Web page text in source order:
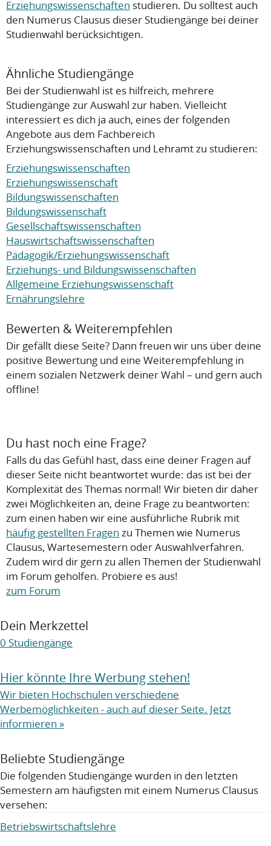
Erziehungswissenschaften studieren. Du solltest auch
den Numerus Clausus dieser Studiengänge bei deiner
Studienwahl berücksichtigen.
Ähnliche Studiengänge
Bei der Studienwahl ist es hilfreich, mehrere
Studiengänge zur Auswahl zur haben. Vielleicht
interessiert es dich ja auch, eines der folgenden
Angebote aus dem Fachbereich
Erziehungswissenschaften und Lehramt zu studieren:
Erziehungswissenschaften
Erziehungswissenschaft
Bildungswissenschaften
Bildungswissenschaft
Gesellschaftswissenschaften
Hauswirtschaftswissenschaften
Pädagogik/Erziehungswissenschaft
Erziehungs- und Bildungswissenschaften
Allgemeine Erziehungswissenschaft
Ernährungslehre
Bewerten & Weiterempfehlen
Dir gefällt diese Seite? Dann freuen wir uns über deine
positive Bewertung und eine Weiterempfehlung in
einem sozialen Netzwerk deiner Wahl – und gern auch
offline!
Du hast noch eine Frage?
Falls du das Gefühl hast, dass eine deiner Fragen auf
dieser Seite nicht beantwortet wurde: das ist bei der
Komplexität des Themas normal! Wir bieten dir daher
zwei Möglichkeiten an, deine Frage zu beantworten:
zum einen haben wir eine ausführliche Rubrik mit
häufig gestellten Fragen zu Themen wie Numerus
Clausus, Wartesemestern oder Auswahlverfahren.
Zudem wird dir gern zu allen Themen der Studienwahl
im Forum geholfen. Probiere es aus!
zum Forum
Dein Merkzettel
0 Studiengänge
Hier könnte Ihre Werbung stehen!
Wir bieten Hochschulen verschiedene
Werbemöglichkeiten - auch auf dieser Seite. Jetzt
informieren »
Beliebte Studiengänge
Die folgenden Studiengänge wurden in den letzten
Semestern am häufigsten mit einem Numerus Clausus
versehen:
Betriebswirtschaftslehre